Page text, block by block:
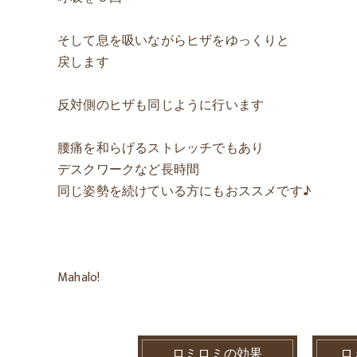
そして息を吸いながらヒザをゆっくりと
戻します
反対側のヒザも同じように行います
腰痛を和らげるストレッチでもあり
デスクワークなど長時間
同じ姿勢を続けている方にもおススメです♪
Mahalo!